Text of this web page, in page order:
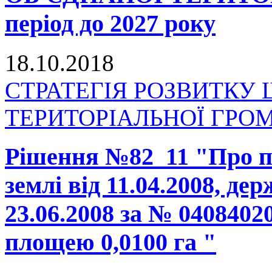
період до 2027 року
18.10.2018
СТРАТЕГІЯ
ТЕРИТОРІАЛЬНОЇ
Рішення №82_11 "Про
землі від 11.04.2008,
23.06.2008 за №
площею 0,0100 га "